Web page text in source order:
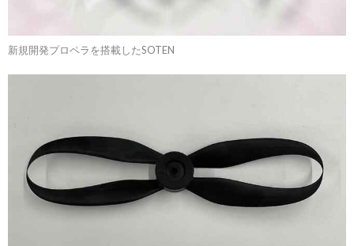
新規開発プロペラを搭載したSOTEN